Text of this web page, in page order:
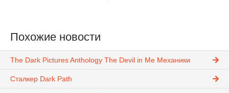
Похожие новости
The Dark Pictures Anthology The Devil in Me Механики
Сталкер Dark Path